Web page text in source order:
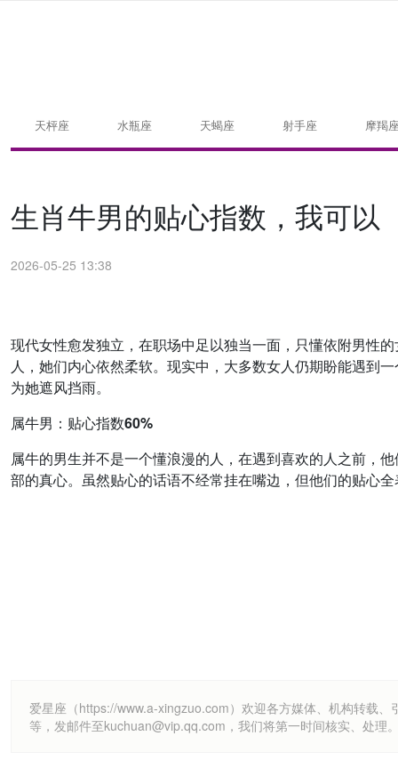
天枰座 水瓶座 天蝎座 射手座 摩羯
生肖牛男的贴心指数，我可以
2026-05-25 13:38
现代女性愈发独立，在职场中足以独当一面，只懂依附男性
人，她们内心依然柔软。现实中，大多数女人仍期盼能遇到
为她遮风挡雨。
属牛男：贴心指数60%
属牛的男生并不是一个懂浪漫的人，在遇到喜欢的人之前，
部的真心。虽然贴心的话语不经常挂在嘴边，但他们的贴心
爱星座（https://www.a-xingzuo.com）欢迎各方媒体、机构转载
等，发邮件至kuchuan@vip.qq.com，我们将第一时间核实、处理